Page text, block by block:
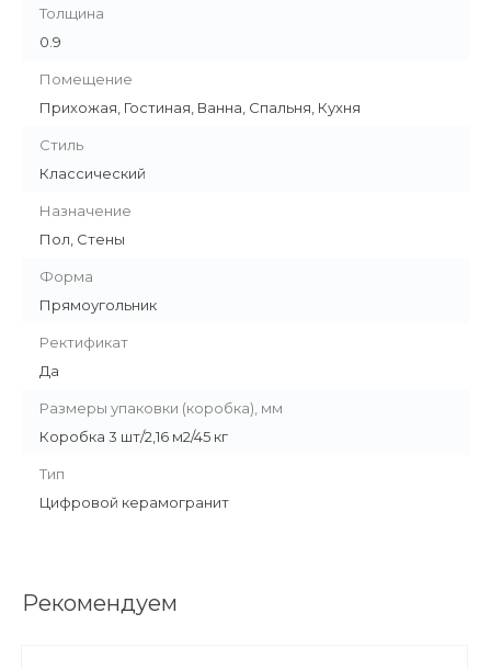
Толщина
0.9
Помещение
Прихожая, Гостиная, Ванна, Спальня, Кухня
Стиль
Классический
Назначение
Пол, Стены
Форма
Прямоугольник
Ректификат
Да
Размеры упаковки (коробка), мм
Коробка 3 шт/2,16 м2/45 кг
Тип
Цифровой керамогранит
Рекомендуем